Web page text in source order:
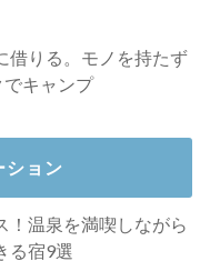
借りる。モノを持たず
キャンプ
ション
！温泉を満喫しながら
る宿9選